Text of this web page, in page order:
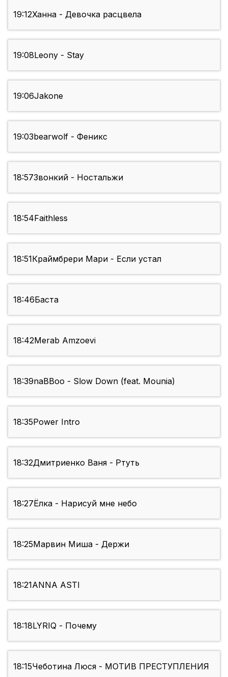
19:12Ханна - Девочка расцвела
19:08Leony - Stay
19:06Jakone
19:03bearwolf - Феникс
18:57Звонкий - Ностальжи
18:54Faithless
18:51Краймбрери Мари - Если устал
18:46Баста
18:42Merab Amzoevi
18:39naBBoo - Slow Down (feat. Mounia)
18:35Power Intro
18:32Дмитриенко Ваня - Ртуть
18:27Ёлка - Нарисуй мне небо
18:25Марвин Миша - Держи
18:21ANNA ASTI
18:18LYRIQ - Почему
18:15Чеботина Люся - МОТИВ ПРЕСТУПЛЕНИЯ